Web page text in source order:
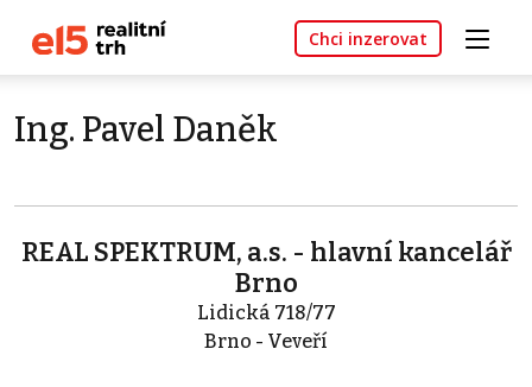
Chci inzerovat
Ing. Pavel Daněk
REAL SPEKTRUM, a.s. - hlavní kancelář
Brno
Lidická 718/77
Brno - Veveří